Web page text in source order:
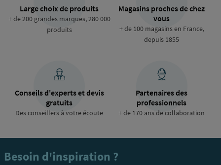
Large choix de produits
+ de 200 grandes marques, 280 000
produits
Magasins proches de chez
vous
+ de 100 magasins en France,
depuis 1855
Conseils d'experts et devis
gratuits
Des conseillers à votre écoute
Partenaires des
professionnels
+ de 170 ans de collaboration
Besoin d'inspiration ?